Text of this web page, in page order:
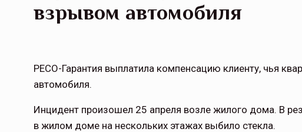
взрывом автомобиля
РЕСО-Гарантия выплатила компенсацию клиенту, чья
автомобиля.
Инцидент произошел 25 апреля возле жилого дома. В
в жилом доме на нескольких этажах выбило стекла.